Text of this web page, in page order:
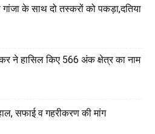
के साथ दो तस्करों को पकड़ा,दतिया
ने हासिल किए 566 अंक क्षेत्र का नाम
सफाई व गहरीकरण की मांग